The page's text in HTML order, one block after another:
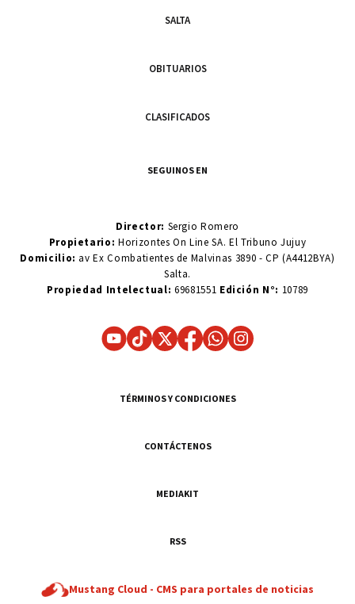
SALTA
OBITUARIOS
CLASIFICADOS
SEGUINOS EN
Director: Sergio Romero
Propietario:Horizontes On Line SA. El Tribuno Jujuy
Domicilio: av Ex Combatientes de Malvinas 3890 - CP (A4412BYA)
Salta.
Propiedad Intelectual: 69681551 Edición N°: 10789
TÉRMINOS Y CONDICIONES
CONTÁCTENOS
MEDIAKIT
RSS
Mustang Cloud - CMS para portales de noticias